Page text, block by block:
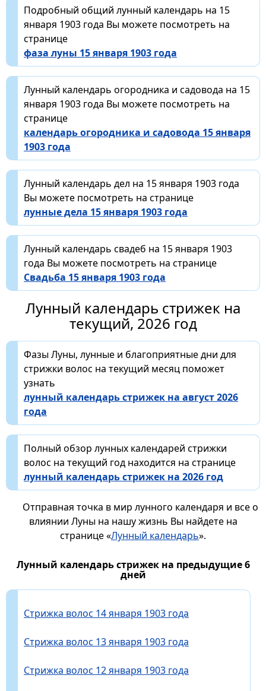
Подробный общий лунный календарь на 15
января 1903 года Вы можете посмотреть на
странице
фаза луны 15 января 1903 года
Лунный календарь огородника и садовода на 15
января 1903 года Вы можете посмотреть на
странице
календарь огородника и садовода 15 января
1903 года
Лунный календарь дел на 15 января 1903 года
Вы можете посмотреть на странице
лунные дела 15 января 1903 года
Лунный календарь свадеб на 15 января 1903
года Вы можете посмотреть на странице
Свадьба 15 января 1903 года
Лунный календарь стрижек на
текущий, 2026 год
Фазы Луны, лунные и благоприятные дни для
стрижки волос на текущий месяц поможет
узнать
лунный календарь стрижек на август 2026
года
Полный обзор лунных календарей стрижки
волос на текущий год находится на странице
лунный календарь стрижек на 2026 год
Отправная точка в мир лунного календаря и все о
влиянии Луны на нашу жизнь Вы найдете на
странице «Лунный календарь».
Лунный календарь стрижек на предыдущие 6
дней
Стрижка волос 14 января 1903 года
Стрижка волос 13 января 1903 года
Стрижка волос 12 января 1903 года